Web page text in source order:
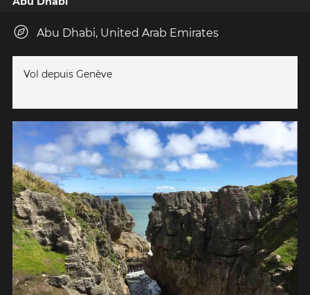
Abu Dhabi, United Arab Emirates
Vol depuis Genève